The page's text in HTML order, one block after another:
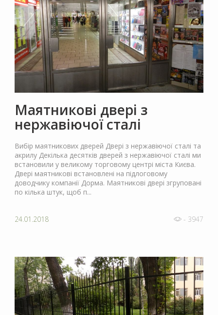
Маятникові двері з
нержавіючої сталі
Вибір маятникових дверей Двері з нержавіючої сталі та
акрилу Декілька десятків дверей з нержавіючої сталі ми
встановили у великому торговому центрі міста Києва.
Двері маятникові встановлені на підлоговому
доводчику компанії Дорма. Маятникові двері згруповані
по кілька штук, щоб п...
24.01.2018 - 3947